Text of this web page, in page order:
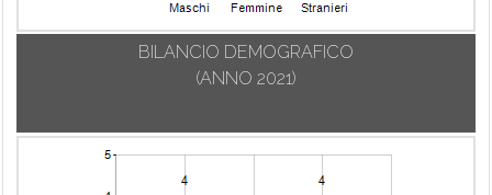
BILANCIO DEMOGRAFICO
(ANNO 2021)